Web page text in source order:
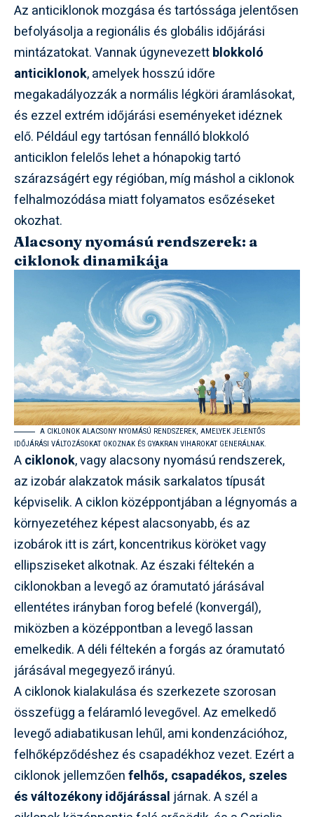
Az anticiklonok mozgása és tartóssága jelentősen
befolyásolja a regionális és globális időjárási
mintázatokat. Vannak úgynevezettblokkoló
anticiklonok, amelyek hosszú időre
megakadályozzák a normális légköri áramlásokat,
és ezzel extrém időjárási eseményeket idéznek
elő. Például egy tartósan fennálló blokkoló
anticiklon felelős lehet a hónapokig tartó
szárazságért egy régióban, míg máshol a ciklonok
felhalmozódása miatt folyamatos esőzéseket
okozhat.
Alacsony nyomású rendszerek: a
ciklonok dinamikája
A CIKLONOK ALACSONY NYOMÁSÚ RENDSZEREK, AMELYEK JELENTŐS
IDŐJÁRÁSI VÁLTOZÁSOKAT OKOZNAK ÉS GYAKRAN VIHAROKAT GENERÁLNAK.
Aciklonok, vagy alacsony nyomású rendszerek,
az izobár alakzatok másik sarkalatos típusát
képviselik. A ciklon középpontjában a légnyomás a
környezetéhez képest alacsonyabb, és az
izobárok itt is zárt, koncentrikus köröket vagy
ellipsziseket alkotnak. Az északi féltekén a
ciklonokban a levegő az óramutató járásával
ellentétes irányban forog befelé (konvergál),
miközben a középpontban a levegő lassan
emelkedik. A déli féltekén a forgás az óramutató
járásával megegyező irányú.
A ciklonok kialakulása és szerkezete szorosan
összefügg a feláramló levegővel. Az emelkedő
levegő adiabatikusan lehűl, ami kondenzációhoz,
felhőképződéshez és csapadékhoz vezet. Ezért a
ciklonok jellemzőenfelhős, csapadékos, szeles
és változékony időjárással járnak. A szél a